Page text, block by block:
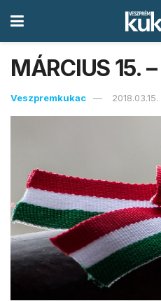
MÁRCIUS 15.
Veszpremkukac 2018.03.15.